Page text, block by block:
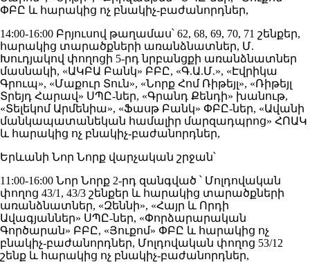
ՓԲԸ և հարակից ոչ բնակիչ-բաժանորդներ,
14:00-16:00 Բրյուսով թաղամաս՝ 62, 68, 69, 70, 71 շենքեր,
հարակից տարածքների առանձնատներ, Մ.
Խուդյակով փողոցի 5-րդ նրբանցքի առանձնատներ
մասնակի, «ԱԿԲԱ Բանկ» ԲԲԸ, «Գ.Ա.Մ.», «Էվրիկա
Գրուպ», «Մաքուր Տուն», «Նորք Հոմ Ռիթեյլ», «Ռիթեյլ
Տրեյդ Հարավ» ՍՊԸ-ներ, «Գրանդ Քենդի» խանութ,
«Տելեկոմ Արմենիա», «Ֆասթ Բանկ» ՓԲԸ-ներ, «Ավանի
մանկապատանեկան համալիր մարզադպրոց» ՀՈԱԿ
և հարակից ոչ բնակիչ-բաժանորդներ,
Երևանի Նոր Նորք վարչական շրջան՝
11:00-16:00 Նոր Նորք 2-րդ զանգված ՝ Մոլդովական
փողոց 43/1, 43/3 շենքեր և հարակից տարածքների
առանձնատներ, «Զեննի», «Հայր և Որդի
Ավագյաններ» ՍՊԸ-ներ, «Փորձարարական
Գործարան» ԲԲԸ, «Յուքոմ» ՓԲԸ և հարակից ոչ
բնակիչ-բաժանորդներ, Մոլդովական փողոց 53/12
շենք և հարակից ոչ բնակիչ-բաժանորդներ,